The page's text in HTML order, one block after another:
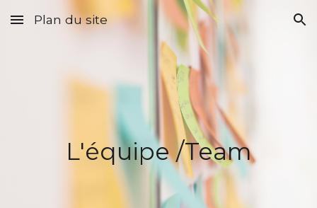
Skip to main content Skip to navigation
Plan du site
L'équipe /Team